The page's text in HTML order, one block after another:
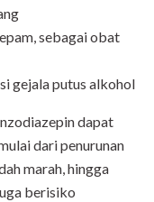
sebagai obat
gejala putus alkohol
dapat
dari penurunan
marah, hingga
berisiko